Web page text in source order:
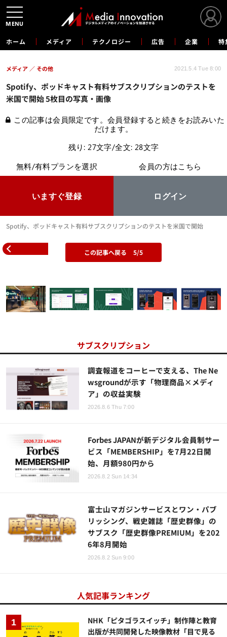
ホーム メディア テクノロジー 広告 企業 特
Spotify、ポッドキャスト有料サブスクリプションのテストを
米国で開始 5枚目の写真・画像
メディア その他 2021.5.4 Tue 8:00
この記事は会員限定です。会員登録すると続きをお読みいた
だけます。
残り: 27文字/全文: 28文字
無料/有料プランを選択
いますぐ登録
会員の方はこちら
ログイン
Spotify、ポッドキャスト有料サブスクリプションのテストを米国で開始
この記事へ戻る 5/5
サブスクリプション
調査報道をコーヒーで支える、The Ne
wsgroundが示す「物理商品×メディ
ア」の収益実験
2026.8.6 Thu 7:00
Forbes JAPANが新デジタル会員制サー
ビス「MEMBERSHIP」を7月22日開
始、月額980円から
2026.8.2 Sun 14:34
富士山マガジンサービスとワン・パブ
リッシング、戦史雑誌「歴史群像」の
サブスク「歴史群像PREMIUM」を202
6年8月開始
2026.8.2 Sun 9:00
人気記事ランキング
NHK「ピタゴラスイッチ」制作陣と教育
出版が共同開発した映像教材「目で見る
MENU